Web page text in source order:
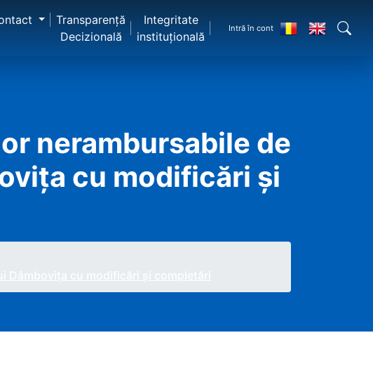
Transparență
Decizională
Integritate
instituțională
Intră în cont
nerambursabile de
cu modificări şi